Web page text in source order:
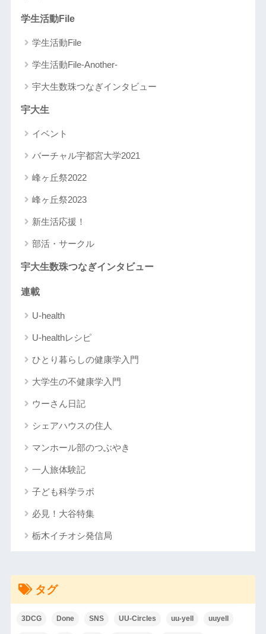
学生活動File
学生活動File
学生活動File-Another-
宇大生数珠つなぎインタビュー
宇大生
イベント
バーチャル宇都宮大学2021
峰ヶ丘祭2022
峰ヶ丘祭2023
新生活応援！
部活・サークル
宇大生数珠つなぎインタビュー
連載
U-health
U-healthレシピ
ひとり暮らしの健康学入門
大学生の不健康学入門
ウーさん日記
シェアハウスの住人
マンホール部のつぶやき
一人旅体験記
子ども科学ラボ
必見！大谷特集
栃木イチオシ発信局
タグ
3DCG Done SNS UU-Circles uu-yell uuyell